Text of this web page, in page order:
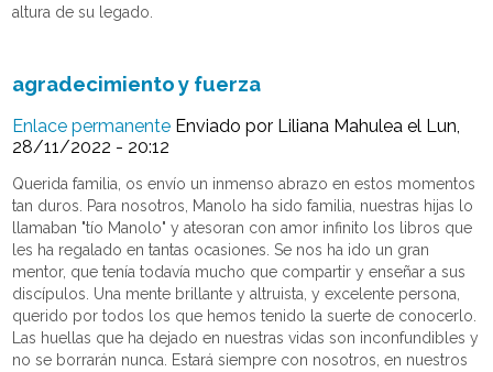
altura de su legado.
agradecimiento y fuerza
Enlace permanente Enviado por Liliana Mahulea el Lun,
28/11/2022 - 20:12
Querida familia, os envío un inmenso abrazo en estos momentos
tan duros. Para nosotros, Manolo ha sido familia, nuestras hijas lo
llamaban "tío Manolo" y atesoran con amor infinito los libros que
les ha regalado en tantas ocasiones. Se nos ha ido un gran
mentor, que tenía todavía mucho que compartir y enseñar a sus
discípulos. Una mente brillante y altruista, y excelente persona,
querido por todos los que hemos tenido la suerte de conocerlo.
Las huellas que ha dejado en nuestras vidas son inconfundibles y
no se borrarán nunca. Estará siempre con nosotros, en nuestros